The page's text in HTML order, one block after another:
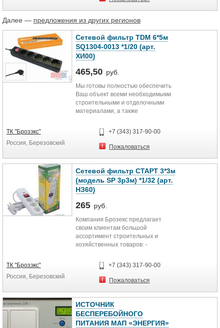
Далее — предложения из других регионов
Сетевой фильтр TDM 6*5м
SQ1304-0013 *1/20 (арт.
ХИ00)
465,50 руб.
Мы готовы полностью обеспечить
Ваш объект всеми необходимыми
строительными и отделочными
материалами, а также
Помимо этого в наличии мелкая
бытовая техника, посуда, бытовая
химия. У Вас есть возможность
Вами свяжемся.
ТК "Брозэкс"
Россия, Березовский
+7 (343) 317-90-00
Пожаловаться
Сетевой фильтр СТАРТ 3*3м
(модель SP 3р3м) *1/32 (арт.
НЗ60)
265 руб.
Компания Брозекс предлагает
своим клиентам большой
ассортимент строительных и
хозяйственных товаров: -
отделочные материалы; -
погонажные изделия; - листовые
материалы; - бытовая химия; -
всей необходимой документацией.
Вы можете заказать доставку
заказа до объекта. Уровень цен
ТК "Брозэкс"
Россия, Березовский
+7 (343) 317-90-00
Пожаловаться
ИСТОЧНИК
БЕСПЕРЕБОЙНОГО
ПИТАНИЯ МАП «ЭНЕРГИЯ»